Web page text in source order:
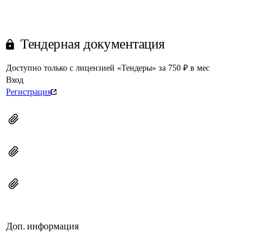
Тендерная документация
Доступно только с лицензией «Тендеры» за 750 ₽ в мес
Вход
Регистрация
Доп. информация